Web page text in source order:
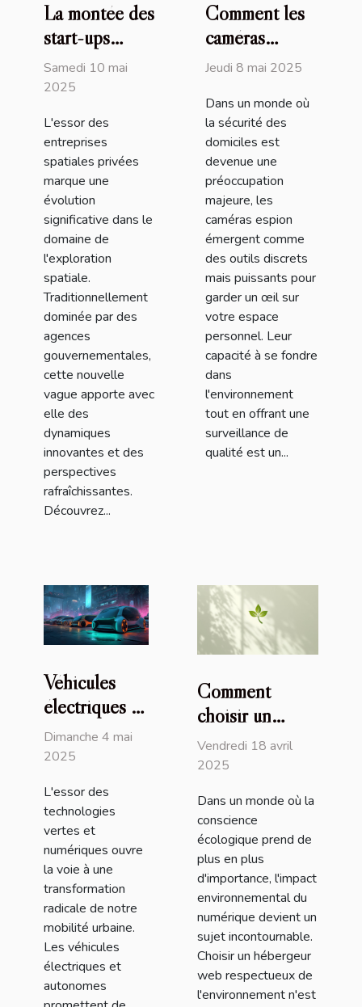
La montée des
start-ups
spatiales
privées et leur
l'exploration
spatiale
Samedi 10 mai
2025
L'essor des
entreprises
spatiales privées
marque une
évolution
significative dans le
domaine de
l'exploration
spatiale.
Traditionnellement
dominée par des
agences
gouvernementales,
cette nouvelle
vague apporte avec
elle des
dynamiques
innovantes et des
perspectives
rafraîchissantes.
Découvrez...
Comment les
caméras
espion
renforcer la
sécurité de
votre domicile
Jeudi 8 mai 2025
Dans un monde où
la sécurité des
domiciles est
devenue une
préoccupation
majeure, les
caméras espion
émergent comme
des outils discrets
mais puissants pour
garder un œil sur
votre espace
personnel. Leur
capacité à se fondre
dans
l'environnement
tout en offrant une
surveillance de
qualité est un...
Véhicules
électriques et
autonomes
vers une
des
transports
urbains
Dimanche 4 mai
2025
L'essor des
technologies
vertes et
numériques ouvre
la voie à une
transformation
radicale de notre
mobilité urbaine.
Les véhicules
électriques et
autonomes
Comment
choisir un
hébergeur web
respectueux de
l'environnement
?
Vendredi 18 avril
2025
Dans un monde où la
conscience
écologique prend de
plus en plus
d'importance, l'impact
environnemental du
numérique devient un
sujet incontournable.
Choisir un hébergeur
web respectueux de
l'environnement n'est